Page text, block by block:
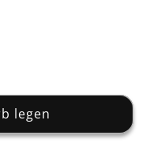
legen